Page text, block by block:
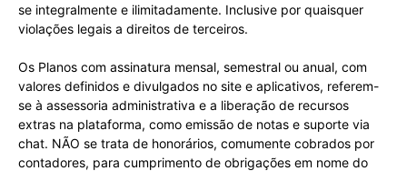
se integralmente e ilimitadamente. Inclusive por quaisquer
violações legais a direitos de terceiros.
Os Planos com assinatura mensal, semestral ou anual, com
valores definidos e divulgados no site e aplicativos, referem-
se à assessoria administrativa e a liberação de recursos
extras na plataforma, como emissão de notas e suporte via
chat. NÃO se trata de honorários, comumente cobrados por
contadores, para cumprimento de obrigações em nome do